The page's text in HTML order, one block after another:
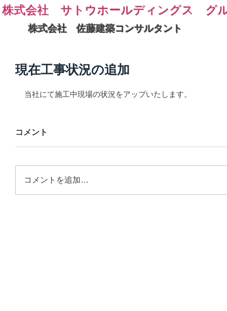
株式会社 サトウホールディングス グ
株式会社 佐藤建築コンサルタント
現在工事状況の追加
当社にて施工中現場の状況をアップいたします。
コメント
コメントを追加…